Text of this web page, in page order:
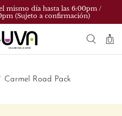
mismo día hasta las 6:00pm /
(Sujeto a confirmación)
Carmel Road Pack